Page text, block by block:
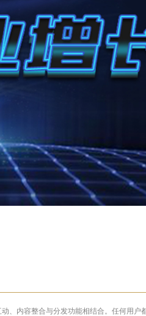
、内容整合与分发功能相结合。任何用户